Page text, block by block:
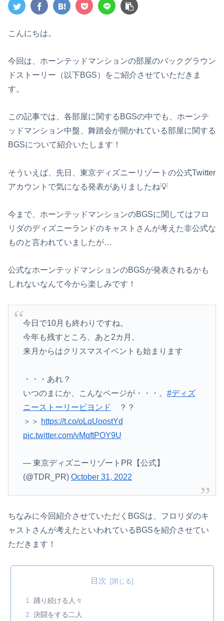
こんにちは。
今回は、ホーンテッドマンションの部屋のバックグラウン
ドストーリー（以下BGS）をご紹介させていただきま
す。
この記事では、各部屋に関するBGSの中でも、ホーンテ
ッドマンション中盤、舞踏会が開かれている部屋に関する
BGSについて紹介いたします！
そういえば、先日、東京ディズニーリゾートの公式Twitter
アカウントで気になる発表がありましたね💡
今まで、ホーンテッドマンションのBGSに関してはフロ
リダのディズニーランドのキャストさんが考えた非公式な
ものと言われていましたが…
公式なホーンテッドマンションのBGSが発表されるかも
しれないなんて今から楽しみです！
今日で10月も終わりですね。
今年も残すところ、あと2カ月。
来月からはクリスマスイベントも始まります
・・・あれ？
いつのまにか、こんなページが・・・。 #ディズ
ニーストーリービヨンド
？？
＞＞ https://t.co/oLqUoostYd
pic.twitter.com/vMqftPOY9U
— 東京ディズニーリゾートPR【公式】
(@TDR_PR) October 31, 2022
ちなみに今回紹介させていただくBGSは、フロリダのキ
ャストさんが考えたといわれているBGSを紹介させてい
ただきます！
目次
踊り続ける人々
決闘をする二人